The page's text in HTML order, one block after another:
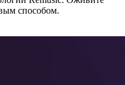
способом.